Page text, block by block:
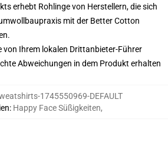
erhebt Rohlinge von Herstellern, die sich
mit der Better Cotton
von Ihrem lokalen Drittanbieter-Führer
Abweichungen in dem Produkt erhalten
1745550969-DEFAULT
: Happy Face Süßigkeiten,